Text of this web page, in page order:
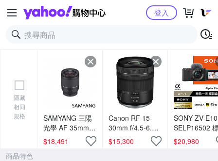
Yahoo購物中心登入
隱藏
相同
規格
SAMYANG 三陽
光學 AF 35mm
F1.4 P Sony FE
全片幅自動對焦
$18,491
Canon RF 15-
30mm f/4.5-6.3
IS STM 廣角變焦
鏡頭 公司貨
$15,300
SONY ZV-E10 +
SELP16502
單鏡組 (公司
$20,980
商品特色